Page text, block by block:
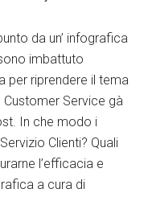
da un’ infografica
imbattuto
per riprendere il tema
Customer Service gà
In che modo i
Clienti? Quali
l’efficacia e
a cura di